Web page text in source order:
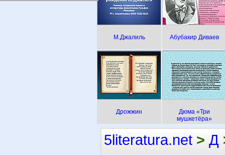
М.Джалиль Абубакир Диваев
Дрожжин
Дюма «Три
мушкетёра»
5literatura.net > Д